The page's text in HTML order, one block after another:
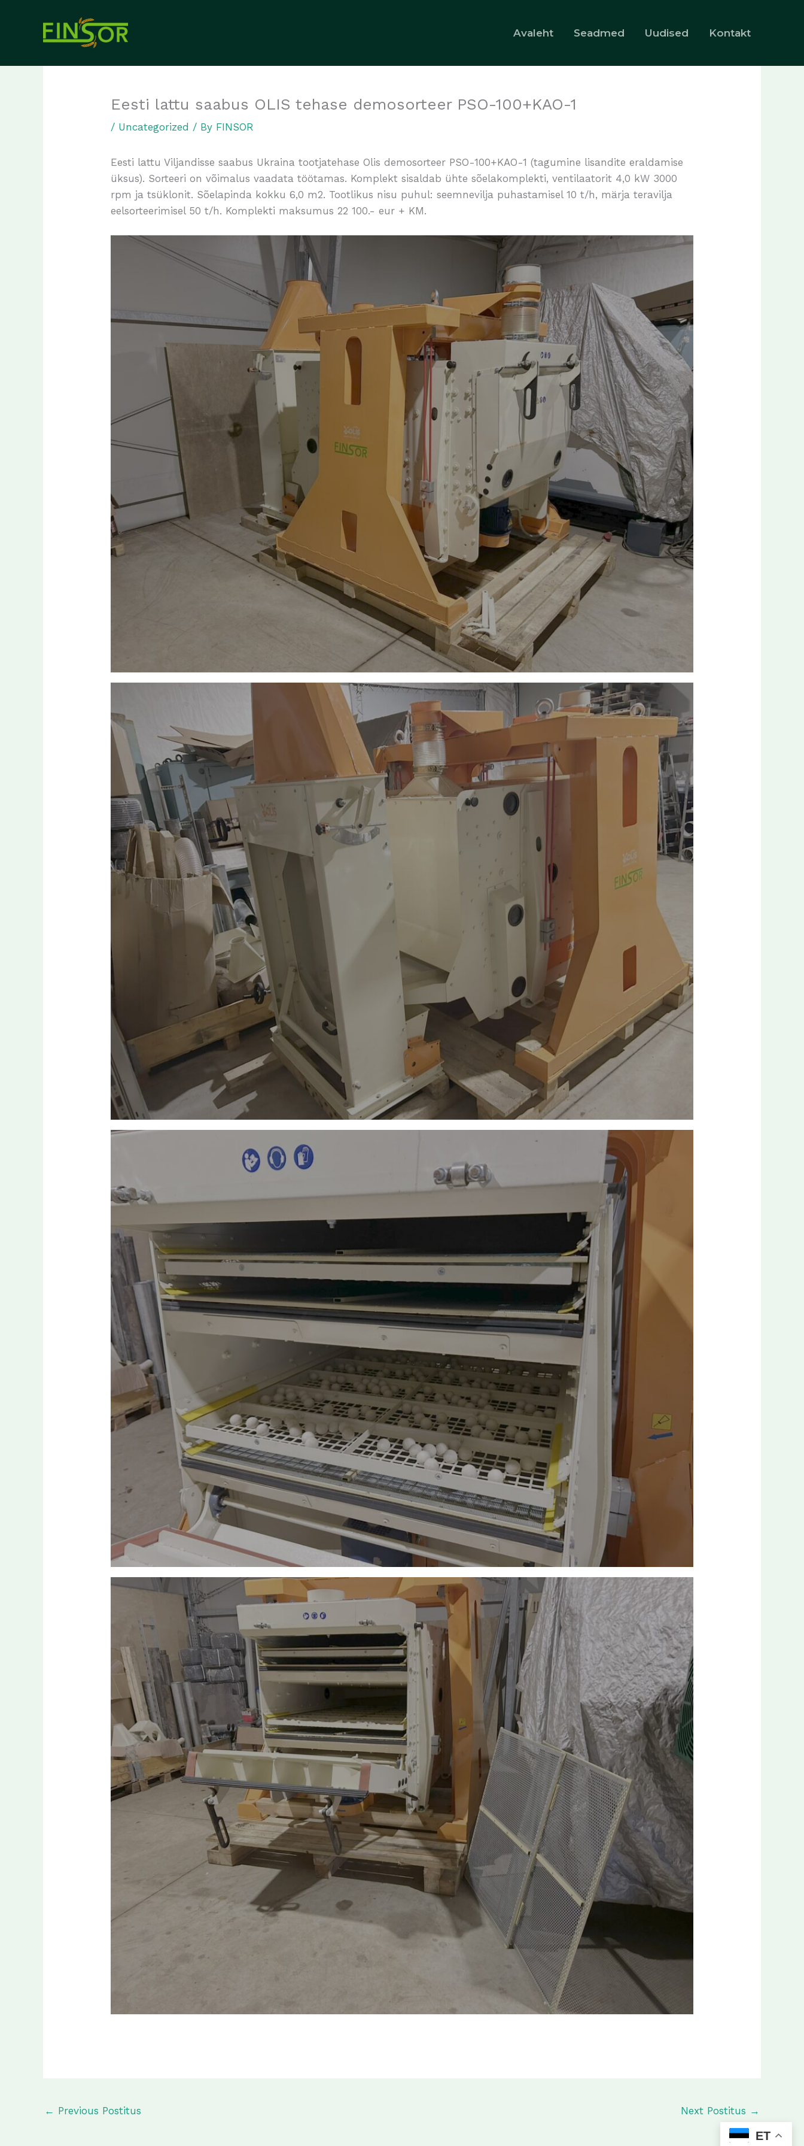
Avaleht Seadmed Uudised Kontakt
Eesti lattu saabus OLIS tehase demosorteer PSO-100+KAO-1
/ Uncategorized / By FINSOR
Eesti lattu Viljandisse saabus Ukraina tootjatehase Olis demosorteer PSO-100+KAO-1 (tagumine lisandite eraldamise
üksus). Sorteeri on võimalus vaadata töötamas. Komplekt sisaldab ühte sõelakomplekti, ventilaatorit 4,0 kW 3000
rpm ja tsüklonit. Sõelapinda kokku 6,0 m2. Tootlikus nisu puhul: seemnevilja puhastamisel 10 t/h, märja teravilja
eelsorteerimisel 50 t/h. Komplekti maksumus 22 100.- eur + KM.
← Previous Postitus Next Postitus →
ET